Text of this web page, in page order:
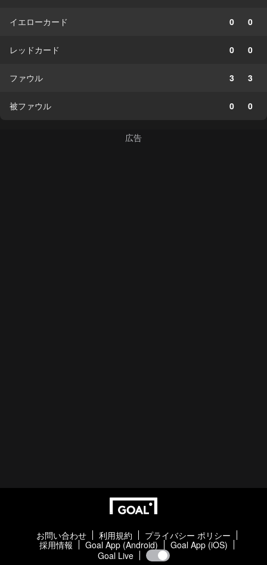
イエローカード 0 0
レッドカード 0 0
ファウル 3 3
被ファウル 0 0
お問い合わせ 利用規約
プライバシー ポリシー
採用情報
Goal App (Android)
Goal App (iOS)
Goal Live